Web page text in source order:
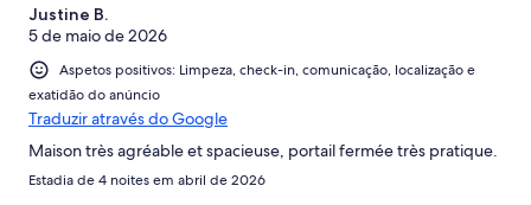
Justine B.
5 de maio de 2026
Aspetos positivos: Limpeza, check-in, comunicação, localização e
exatidão do anúncio
Traduzir através do Google
Maison très agréable et spacieuse, portail fermée très pratique.
Estadia de 4 noites em abril de 2026